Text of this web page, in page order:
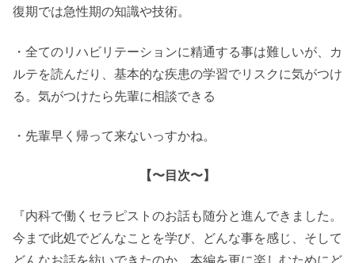
復期では急性期の知識や技術。
・全てのリハビリテーションに精通する事は難しいが、カ
ルテを読んだり、基本的な疾患の学習でリスクに気がつけ
る。気がつけたら先輩に相談できる
・先輩早く帰って来ないっすかね。
【〜目次〜】
『内科で働くセラピストのお話も随分と進んできました。
今まで此処でどんなことを学び、どんな事を感じ、そして
どんなお話を紡いできたのか。本編を更に楽しむためにど